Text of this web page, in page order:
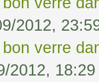
2012,
verre
2012, 18:29